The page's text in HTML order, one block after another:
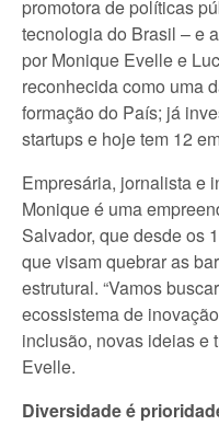
promotora de políticas
tecnologia do Brasil – e
por Monique Evelle e
reconhecida como uma
formação do País; já
startups e hoje tem 12
Empresária, jornalista e
Monique é uma
Salvador, que desde os
que visam quebrar as
estrutural. “Vamos
ecossistema de
inclusão, novas ideias e
Evelle.
Diversidade é